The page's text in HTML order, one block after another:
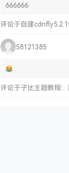
666666
评论于自建
58121385
评论于子比主题教程：添加底